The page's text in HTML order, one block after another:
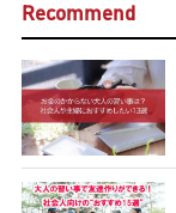
Recommend